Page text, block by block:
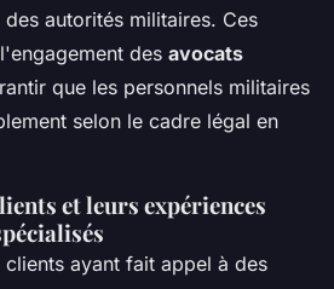
autorités militaires. Ces
des avocats
que les personnels militaires
selon le cadre légal en
et leurs expériences
ayant fait appel à des